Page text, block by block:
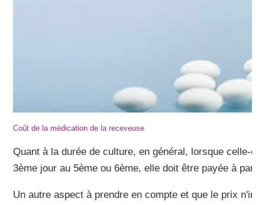
Coût de la médication de la receveuse
Quant à la durée de culture, en général, lorsque celle-ci
3ème jour au 5ème ou 6ème, elle doit être payée à part.
Un autre aspect à prendre en compte et que le prix